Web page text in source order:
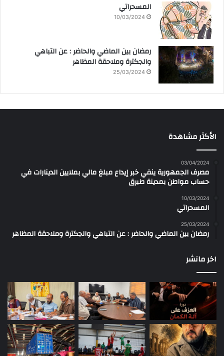
المسحراتي
10/03/2024
رمضان بين الماضي والحاضر : عن التباهي
والجكترة وملاحقة المظاهر
25/03/2024
الأكثر مشاهدة
03/04/2024
مصرف الجمهورية ينفي خبر إيداع مبلغ مالي بملايين الدينارات في
حساب مواطن بمدينة طبرق
10/03/2024
المسحراتي
25/03/2024
رمضان بين الماضي والحاضر : عن التباهي والجكترة وملاحقة المظاهر
اخر مانشر